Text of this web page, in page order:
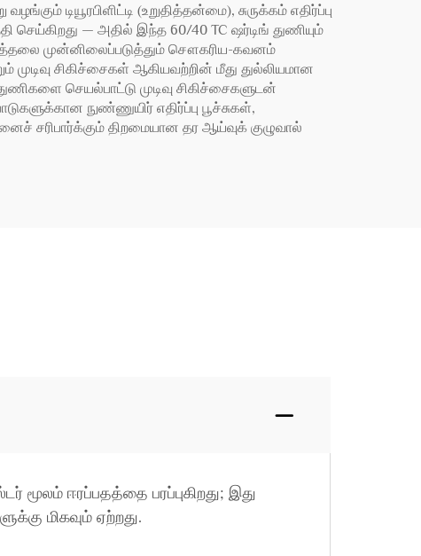
டியூரபிளிட்டி (உறுதித்தன்மை), சுருக்கம் எதிர்ப்பு
செய்கிறது — அதில் இந்த 60/40 TC ஷர்டிங் துணியும்
முன்னிலைப்படுத்தும் சௌகரிய-கவனம்
சிகிச்சைகள் ஆகியவற்றின் மீது துல்லியமான
செயல்பாட்டு முடிவு சிகிச்சைகளுடன்
நுண்ணுயிர் எதிர்ப்பு பூச்சுகள்,
சரிபார்க்கும் திறமையான தர ஆய்வுக் குழுவால்
மூலம் ஈரப்பதத்தை பரப்புகிறது; இது
மிகவும் ஏற்றது.